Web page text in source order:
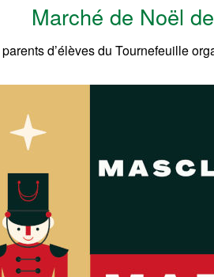
Marché de Noël
parents d’élèves du Tournefeuille